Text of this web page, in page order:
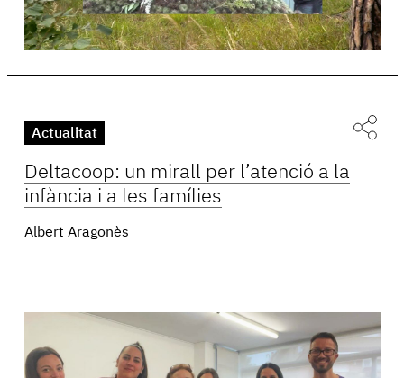
Actualitat
Deltacoop: un mirall per l’atenció a la
infància i a les famílies
Albert Aragonès